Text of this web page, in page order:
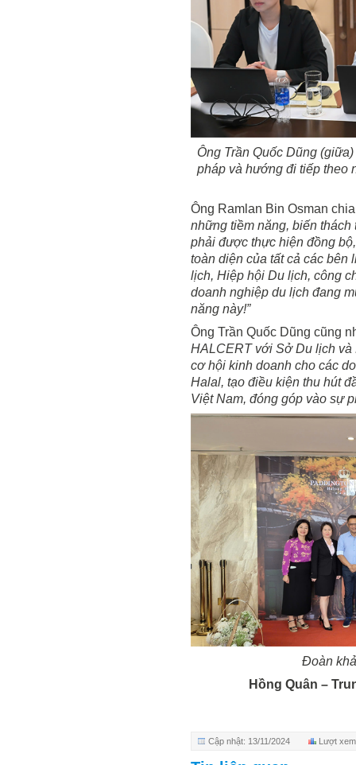
Ông Trần Quốc Dũng
pháp và hướng đi tiếp theo
Ông Ramlan Bin Osman
những tiềm năng, biến
phải được thực hiện đồng
toàn diện của tất cả các bên
lịch, Hiệp hội Du lịch, công
doanh nghiệp du lịch đang
năng này!”
Ông Trần Quốc Dũng cũng
HALCERT với Sở Du lịch và
cơ hội kinh doanh cho các
Halal, tạo điều kiện thu hút
Việt Nam, đóng góp vào sự
Đoàn
Hồng Quân –
Cập nhật: 13/11/2024 Lượt